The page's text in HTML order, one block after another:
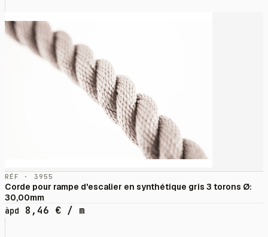
RÉF · 3955
Corde pour rampe d'escalier en synthétique gris 3 torons Ø:
30,00mm
àpd
8,46 € / m